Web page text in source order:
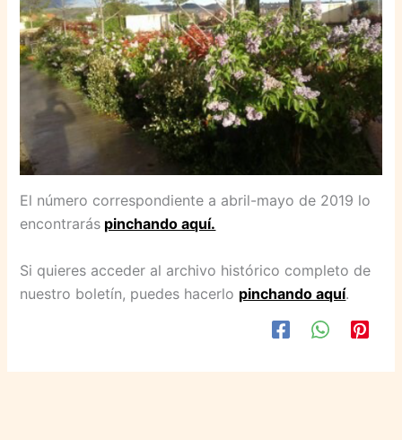
El número correspondiente a abril-mayo de 2019 lo
encontrarás pinchando aquí.
Si quieres acceder al archivo histórico completo de
nuestro boletín, puedes hacerlo pinchando aquí.